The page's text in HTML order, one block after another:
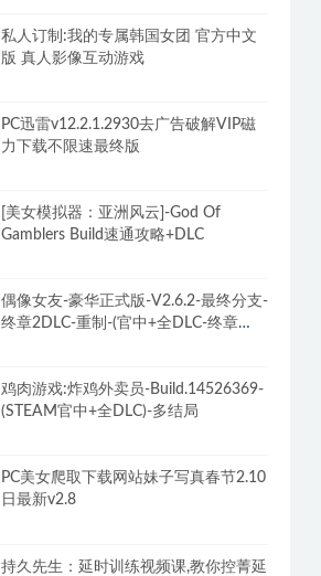
私人订制:我的专属韩国女团 官方中文
版 真人影像互动游戏
PC迅雷v12.2.1.2930去广告破解VIP磁
力下载不限速最终版
[美女模拟器：亚洲风云]-God Of
Gamblers Build速通攻略+DLC
偶像女友-豪华正式版-V2.6.2-最终分支-
终章2DLC-重制-(官中+全DLC-终章
鸡肉游戏:炸鸡外卖员-Build.14526369-
(STEAM官中+全DLC)-多结局
PC美女爬取下载网站妹子写真春节2.10
日最新v2.8
持久先生：延时训练视频课,教你控菁延